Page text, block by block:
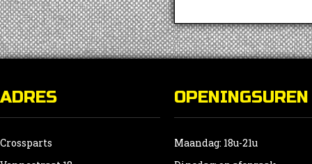
ADRES
Crossparts
OPENINGSUREN
Maandag: 18u-21u